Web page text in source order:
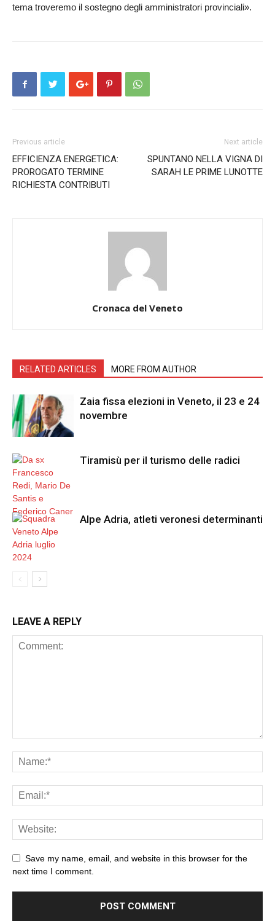
tema troveremo il sostegno degli amministratori provinciali».
Previous article
EFFICIENZA ENERGETICA:
PROROGATO TERMINE
RICHIESTA CONTRIBUTI
Next article
SPUNTANO NELLA VIGNA DI
SARAH LE PRIME LUNOTTE
Cronaca del Veneto
RELATED ARTICLES MORE FROM AUTHOR
Zaia fissa elezioni in Veneto, il 23 e 24
novembre
Tiramisù per il turismo delle radici
Alpe Adria, atleti veronesi determinanti
LEAVE A REPLY
Save my name, email, and website in this browser for the
next time I comment.